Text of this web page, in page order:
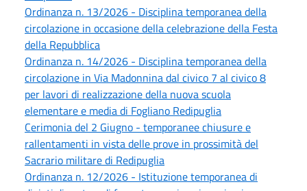
Ordinanza n. 13/2026 - Disciplina temporanea della
circolazione in occasione della celebrazione della Festa
della Repubblica
Ordinanza n. 14/2026 - Disciplina temporanea della
circolazione in Via Madonnina dal civico 7 al civico 8
per lavori di realizzazione della nuova scuola
elementare e media di Fogliano Redipuglia
Cerimonia del 2 Giugno - temporanee chiusure e
rallentamenti in vista delle prove in prossimità del
Sacrario militare di Redipuglia
Ordinanza n. 12/2026 - Istituzione temporanea di